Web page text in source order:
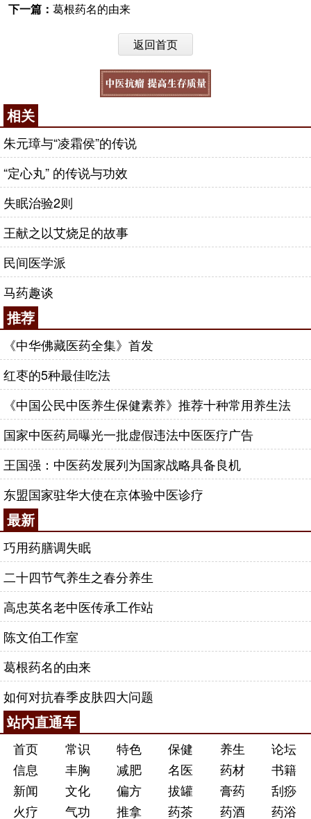
下一篇： 葛根药名的由来
返回首页
相关
朱元璋与“凌霜侯”的传说
“定心丸” 的传说与功效
失眠治验2则
王献之以艾烧足的故事
民间医学派
马药趣谈
推荐
《中华佛藏医药全集》首发
红枣的5种最佳吃法
《中国公民中医养生保健素养》推荐十种常用养生法
国家中医药局曝光一批虚假违法中医医疗广告
王国强：中医药发展列为国家战略具备良机
东盟国家驻华大使在京体验中医诊疗
最新
巧用药膳调失眠
二十四节气养生之春分养生
高忠英名老中医传承工作站
陈文伯工作室
葛根药名的由来
如何对抗春季皮肤四大问题
站内直通车
首页 常识 特色 保健 养生
论坛
信息
丰胸 减肥 名医 药材
书籍
新闻
文化 偏方 拔罐 膏药
刮痧
火疗
气功 推拿 药茶 药酒 药浴